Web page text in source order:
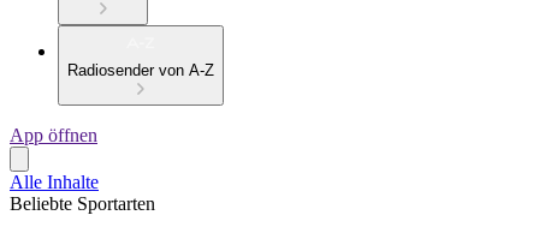
Radiosender von A-Z
App öffnen
Alle Inhalte
Beliebte Sportarten